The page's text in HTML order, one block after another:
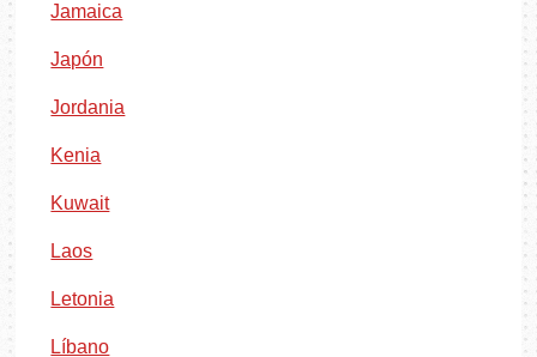
Jamaica
Japón
Jordania
Kenia
Kuwait
Laos
Letonia
Líbano